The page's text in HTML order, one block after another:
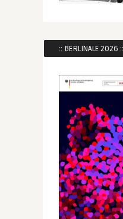
:: BERLINALE 2026 ::